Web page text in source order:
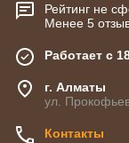
Рейтинг не
Менее 5
Работает с
г. Алматы
ул.
Контакты